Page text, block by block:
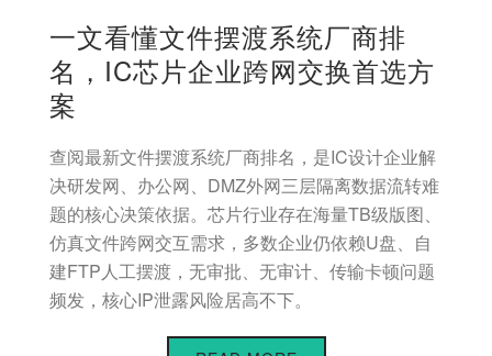
一文看懂文件摆渡系统厂商排
名，IC芯片企业跨网交换首选方
案
查阅最新文件摆渡系统厂商排名，是IC设计企业解
决研发网、办公网、DMZ外网三层隔离数据流转难
题的核心决策依据。芯片行业存在海量TB级版图、
仿真文件跨网交互需求，多数企业仍依赖U盘、自
建FTP人工摆渡，无审批、无审计、传输卡顿问题
频发，核心IP泄露风险居高不下。